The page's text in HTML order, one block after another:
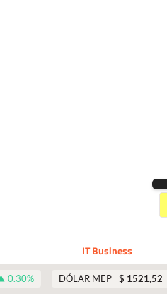
IT Business
0.30% DÓLAR MEP $ 1521,52